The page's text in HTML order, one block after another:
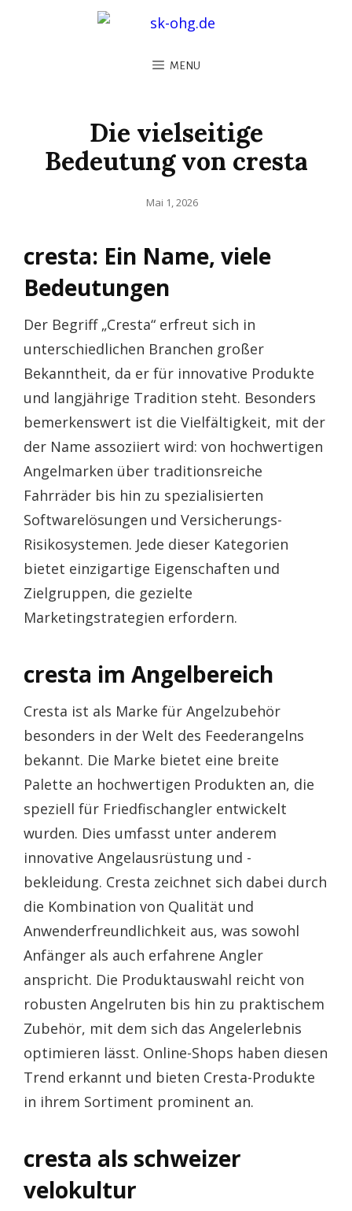
MENU
Die vielseitige
Bedeutung von cresta
Posted
Mai 1, 2026
cresta: Ein Name, viele
Bedeutungen
Der Begriff „Cresta“ erfreut sich in
unterschiedlichen Branchen großer
Bekanntheit, da er für innovative Produkte
und langjährige Tradition steht. Besonders
bemerkenswert ist die Vielfältigkeit, mit der
der Name assoziiert wird: von hochwertigen
Angelmarken über traditionsreiche
Fahrräder bis hin zu spezialisierten
Softwarelösungen und Versicherungs-
Risikosystemen. Jede dieser Kategorien
bietet einzigartige Eigenschaften und
Zielgruppen, die gezielte
Marketingstrategien erfordern.
cresta im Angelbereich
Cresta ist als Marke für Angelzubehör
besonders in der Welt des Feederangelns
bekannt. Die Marke bietet eine breite
Palette an hochwertigen Produkten an, die
speziell für Friedfischangler entwickelt
wurden. Dies umfasst unter anderem
innovative Angelausrüstung und -
bekleidung. Cresta zeichnet sich dabei durch
die Kombination von Qualität und
Anwenderfreundlichkeit aus, was sowohl
Anfänger als auch erfahrene Angler
anspricht. Die Produktauswahl reicht von
robusten Angelruten bis hin zu praktischem
Zubehör, mit dem sich das Angelerlebnis
optimieren lässt. Online-Shops haben diesen
Trend erkannt und bieten Cresta-Produkte
in ihrem Sortiment prominent an.
cresta als schweizer
velokultur